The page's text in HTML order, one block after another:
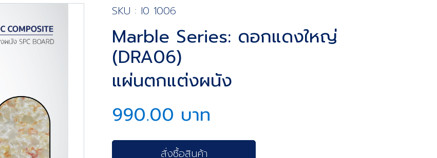
SKU : I0 1006
Marble Series: ดอกแดงใหญ่
(DRA06)
แผ่นตกแต่งผนัง
990.00 บาท
สั่งซื้อสินค้า